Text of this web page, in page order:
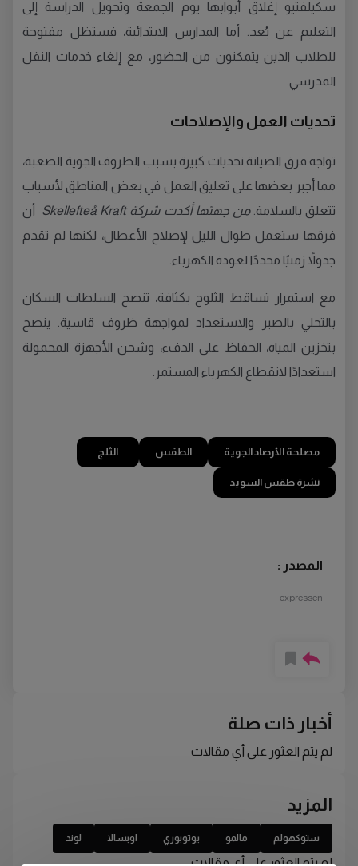
سكيلفتيو إغلاق أبوابها يوم الجمعة وتحويل الدراسة إلى
التعليم عن بُعد. أما المدارس الابتدائية، فستظل مفتوحة
للطلاب الذين يتمكنون من الحضور، مع إلغاء خدمات النقل
المدرسي.
تحديات العمل والإصلاحات
تواجه فرق الصيانة تحديات كبيرة بسبب الظروف الجوية الصعبة،
مما أجبر بعضها على تعليق العمل في بعض المناطق لأسباب
تتعلق بالسلامة.من جهتها أكدت شركة Skellefteå Kraft
أن
فرقها ستعمل طوال الليل لإصلاح الأعطال، لكنها لم تقدم
جدولاً زمنيًا محددًا لعودة الكهرباء.
مع استمرار تساقط الثلوج بكثافة، تنصح السلطات السكان
بالتحلي بالصبر والاستعداد لمواجهة ظروف قاسية. ينصح
بتخزين المياه، الحفاظ على الدفء، وشحن الأجهزة المحمولة
استعدادًا لانقطاع الكهرباء المستمر.
مصلحة الأرصاد الجوية الطقس الثلج
نشرة طقس السويد
المصدر :
expressen
أخبار ذات صلة
لم يتم العثور على أي مقالات
المزيد
ستوكهولم مالمو يوتوبوري اوبسالا لوند
لم يتم العثور على أي مقالات